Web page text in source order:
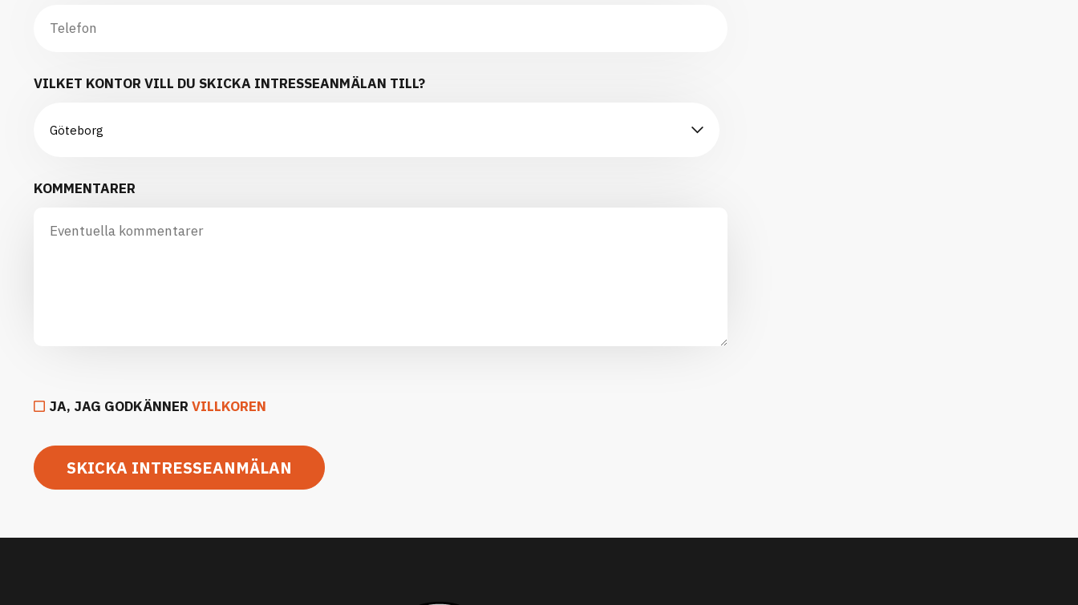
VILKET KONTOR VILL DU SKICKA INTRESSEANMÄLAN TILL?
KOMMENTARER
JA, JAG GODKÄNNER VILLKOREN
SKICKA INTRESSEANMÄLAN